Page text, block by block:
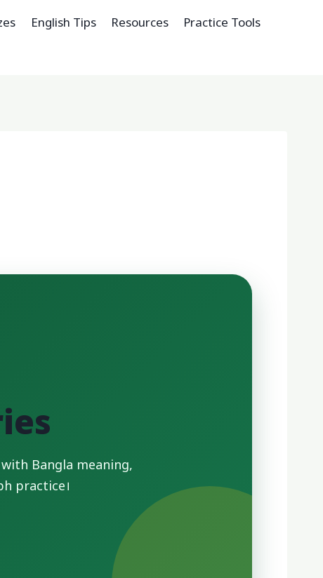
English Tips Resources Practice Tools
with Bangla meaning,
practice।